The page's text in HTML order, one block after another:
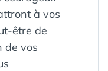
à vos
être de
de vos